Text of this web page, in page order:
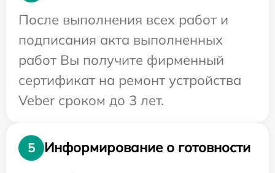
После выполнения всех работ и
подписания акта выполненных
работ Вы получите фирменный
сертификат на ремонт устройства
Veber сроком до 3 лет.
5
Информирование о готовности